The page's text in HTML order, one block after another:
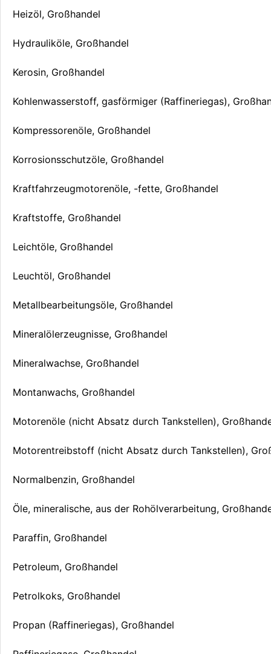
Heizöl, Großhandel
Hydrauliköle, Großhandel
Kerosin, Großhandel
Kohlenwasserstoff, gasförmiger (Raffineriegas),
Kompressorenöle, Großhandel
Korrosionsschutzöle, Großhandel
Kraftfahrzeugmotorenöle, -fette, Großhandel
Kraftstoffe, Großhandel
Leichtöle, Großhandel
Leuchtöl, Großhandel
Metallbearbeitungsöle, Großhandel
Mineralölerzeugnisse, Großhandel
Mineralwachse, Großhandel
Montanwachs, Großhandel
Motorenöle (nicht Absatz durch Tankstellen),
Motorentreibstoff (nicht Absatz durch Tankstellen),
Normalbenzin, Großhandel
Öle, mineralische, aus der Rohölverarbeitung,
Paraffin, Großhandel
Petroleum, Großhandel
Petrolkoks, Großhandel
Propan (Raffineriegas), Großhandel